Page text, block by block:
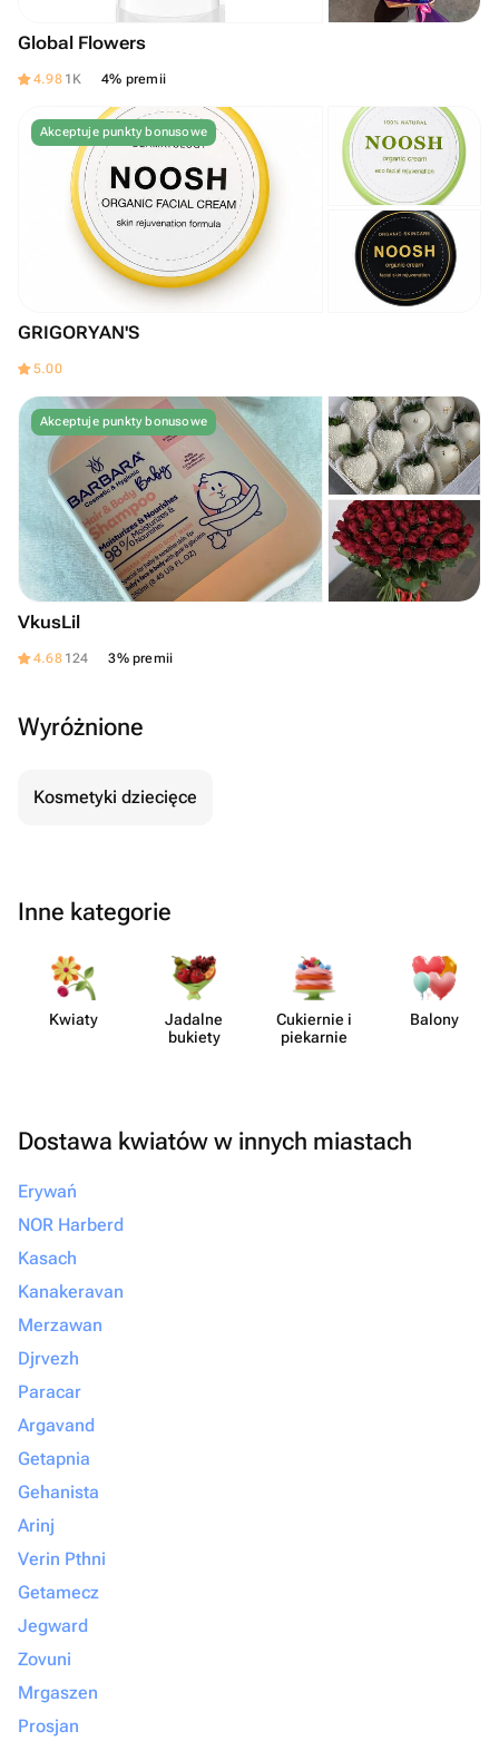
Global Flowers
4.98 1K 4% premii
Akceptuje punkty bonusowe
GRIGORYAN'S
5.00
Akceptuje punkty bonusowe
VkusLil
4.68 124 3% premii
Wyróżnione
Kosmetyki dziecięce
Inne kategorie
Kwiaty
Jadalne
bukiety
Cukiernie i
piekarnie
Balony
Dostawa kwiatów w innych miastach
Erywań
NOR Harberd
Kasach
Kanakeravan
Merzawan
Djrvezh
Paracar
Argavand
Getapnia
Gehanista
Arinj
Verin Pthni
Getamecz
Jegward
Zovuni
Mrgaszen
Prosjan